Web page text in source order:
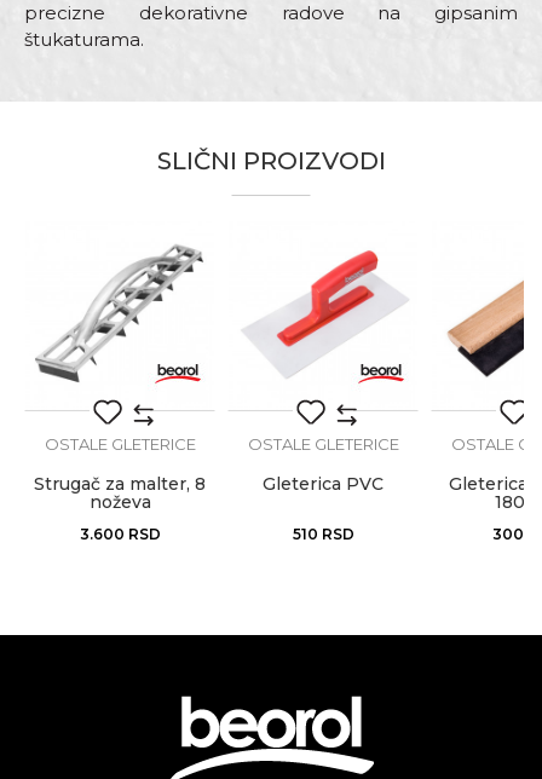
precizne dekorativne radove na gipsanim
štukaturama.
200 x 80mm
Inox
Zanati
Dekorateri moleri, Moleri i farbari
Brendovi
Beorol
Poruka
Anti-spam zaštita - izračunajte koliko je 9 - 4 :
SLIČNI PROIZVODI
OSTALE GLETERICE
Strugač za malter, 8
noževa
3.600 RSD
OSTALE GLETERICE
Gleterica PVC
510 RSD
OSTALE
Gleterica
300